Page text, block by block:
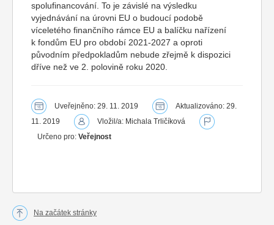
spolufinancování. To je závislé na výsledku
vyjednávání na úrovni EU o budoucí podobě
víceletého finančního rámce EU a balíčku nařízení
k fondům EU pro období 2021-2027 a oproti
původním předpokladům nebude zřejmě k dispozici
dříve než ve 2. polovině roku 2020.
Uveřejněno: 29. 11. 2019
Aktualizováno: 29.
11. 2019
Vložil/a: Michala Trličíková
Určeno pro: Veřejnost
Na začátek stránky